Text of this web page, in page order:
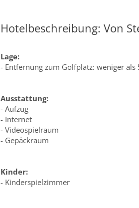
Hotelbeschreibung: Von
Lage:
- Entfernung zum Golfplatz: weniger als
Ausstattung:
- Aufzug
- Internet
- Videospielraum
- Gepäckraum
Kinder:
- Kinderspielzimmer